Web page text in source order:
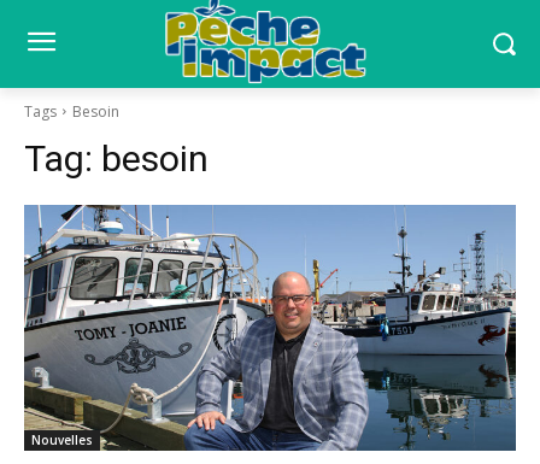
Tags Besoin
Tag: besoin
Nouvelles